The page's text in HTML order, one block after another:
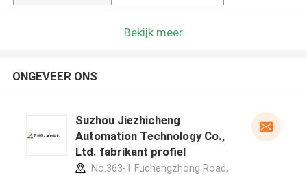
Bekijk meer
ONGEVEER ONS
Suzhou Jiezhicheng
Automation Technology Co.,
Ltd. fabrikant profiel
No.363-1 Fuchengzhong Road,